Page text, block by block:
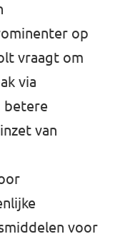
op
vraagt om
via
betere
van
voor